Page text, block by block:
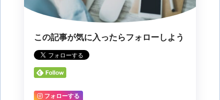
この記事が気に入ったらフォローしよう
フォローする